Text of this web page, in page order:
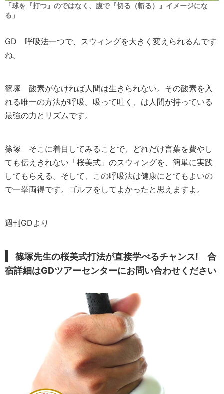
「球を『打つ』のではなく、腹で『切る（斬る）』イメージにな
る」
GD 呼吸法一つで、スウィングを大きく変えられるんです
ね。
篠塚 酸素がなければ人間は生きられない。その酸素を入
れる唯一の方法が呼吸。吸って吐く、は人間が持っている
最強の力とリズムです。
篠塚 そこに着目してみることで、どれだけ言葉を費やし
ても伝えきれない「桜美式」のスウィングを、簡単に実践
してもらえる。そして、この呼吸法は健康にとてもよいの
で一挙両得です。ゴルフをしてよかったと思えますよ。
週刊GDより
篠塚先生の桜美式打法が直接学べるチャンス! 合
宿詳細はGDツアーセンターにお問い合わせください